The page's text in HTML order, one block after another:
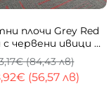
плочи Grey Red
с червени ивици |
100x25cm
(56,57 лв)
(84,43 лв)